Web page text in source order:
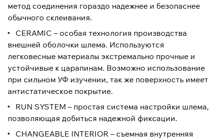
метод соединения гораздо надежнее и безопаснее
обычного склеивания.
CERAMIC – особая технология производства
внешней оболочки шлема. Используются
легковесные материалы экстремально прочные и
устойчивые к царапинам. Возможно использование
при сильном УФ изучении, так же поверхность имеет
антистатическое покрытие.
RUN SYSTEM – простая система настройки шлема,
позволяющая добиться надежной фиксации.
CHANGEABLE INTERIOR – съемная внутренняя